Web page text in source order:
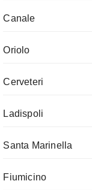
Canale
Oriolo
Cerveteri
Ladispoli
Santa Marinella
Fiumicino